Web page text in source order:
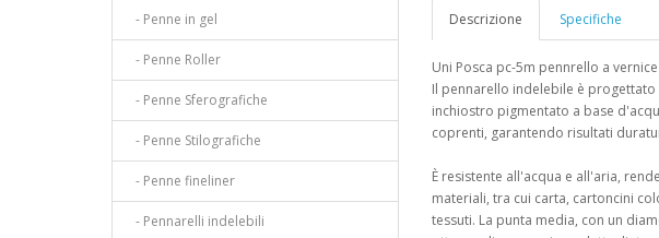
- Penne in gel
- Penne Roller
- Penne Sferografiche
- Penne Stilografiche
- Penne fineliner
- Pennarelli indelebili
Descrizione Specifiche
Uni Posca pc-5m pennrello a
Il pennarello indelebile è
inchiostro pigmentato a base
coprenti, garantendo risultati
È resistente all'acqua e all'aria,
materiali, tra cui carta, cartoncini
tessuti. La punta media, con un